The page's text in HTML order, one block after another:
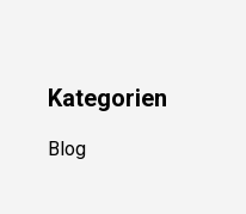
Kategorien
Blog